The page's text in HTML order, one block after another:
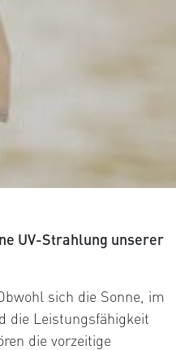
UV-Strahlung unserer
sich die Sonne, im
die Leistungsfähigkeit
die vorzeitige